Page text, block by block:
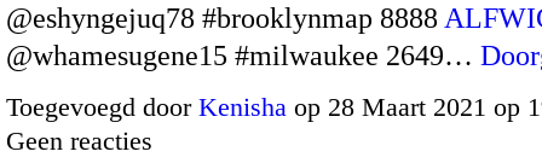
@eshyngejuq78 #brooklynmap 8888
@whamesugene15 #milwaukee 2649…
Toegevoegd door Kenisha op 28 Maart 2021 op
Geen reacties